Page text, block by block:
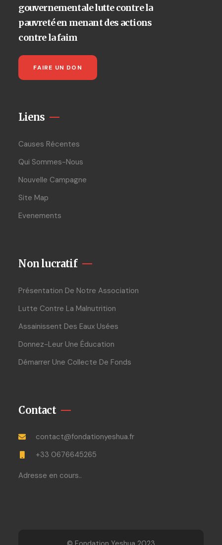
gouvernementale lutte contre la
pauvreté en menant des actions
contre la faim
FAIRE UN DON
Liens
Causes Récentes
Qui Sommes-Nous
Nouvelle Campagne
Site Map
Evenements
Non lucratif
Présentation De Notre Association
Lutte Contre La Malnutrition
Assainissent Des Eaux Usées
Donnez-Leur Une Éducation
Démarrer Une Collecte De Fonds
Contact
contact@fondationyeshua.fr
+33 0676645265
Adresse en cours..